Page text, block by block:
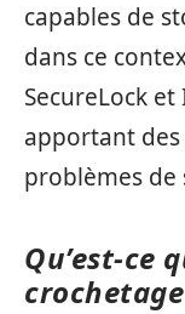
capables de
dans ce
SecureLock
apportant
problèmes
Qu’est-ce